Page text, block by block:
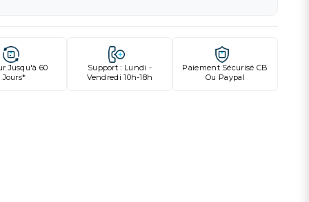
Jusqu'à 60
Jours*
Support : Lundi -
Vendredi 10h-18h
Paiement Sécurisé CB
Ou Paypal